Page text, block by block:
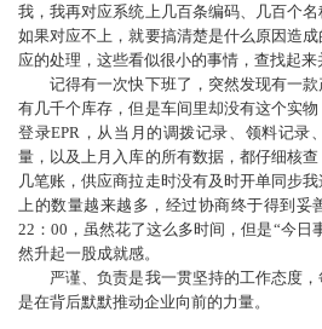
我，我再对应系统上几百条编码、几百个
如果对应不上，就要搞清楚是什么原因造
应的处理，这些看似很小的事情，查找起来
记得有一次快下班了，突然发现有一款
有几千个库存，但是车间里却没有这个实
登录EPR，从当月的调拨记录、领料记录
量，以及上月入库的所有数据，都仔细核
几笔账，供应商拉走时没有及时开单同步
上的数量越来越多，经过协商终于得到妥
22：00，虽然花了这么多时间，但是“今日
然升起一股成就感。
严谨、负责是我一贯坚持的工作态度，
是在背后默默推动企业向前的力量。